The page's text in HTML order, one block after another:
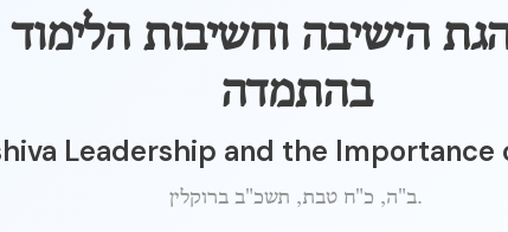
הישיבה וחשיבות הלימוד
בהתמדה
Leadership and the
ב"ה, כ"ח טבת, תשכ"ב ברוקלין.